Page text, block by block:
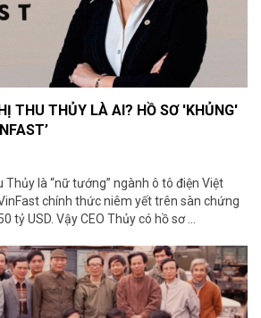
THU THỦY LÀ AI? HỒ SƠ 'KHỦNG'
Thủy là “nữ tướng” ngành ô tô điện Việt
chính thức niêm yết trên sàn chứng
tỷ USD. Vậy CEO Thủy có hồ sơ ...